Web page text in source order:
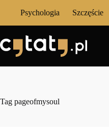
Psychologia Szczęście
Tag pageofmysoul